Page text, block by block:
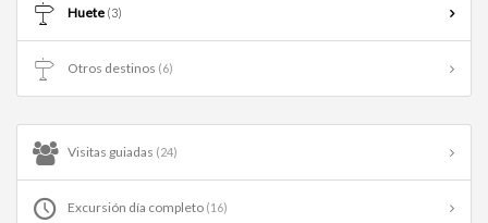
Huete (3)
Otros destinos (6)
Visitas guiadas (24)
Excursión día completo (16)